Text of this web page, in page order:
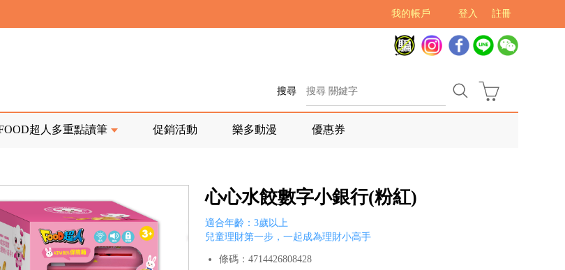
註冊
登入
我的帳戶
郵郵票
搜尋
超人多重點讀筆 促銷活動 樂多動漫 優惠券
心心水餃數字小銀行(粉紅)
適合年齡：3歲以上
兒童理財第一步，一起成為理財小高手
條碼：4714426808428